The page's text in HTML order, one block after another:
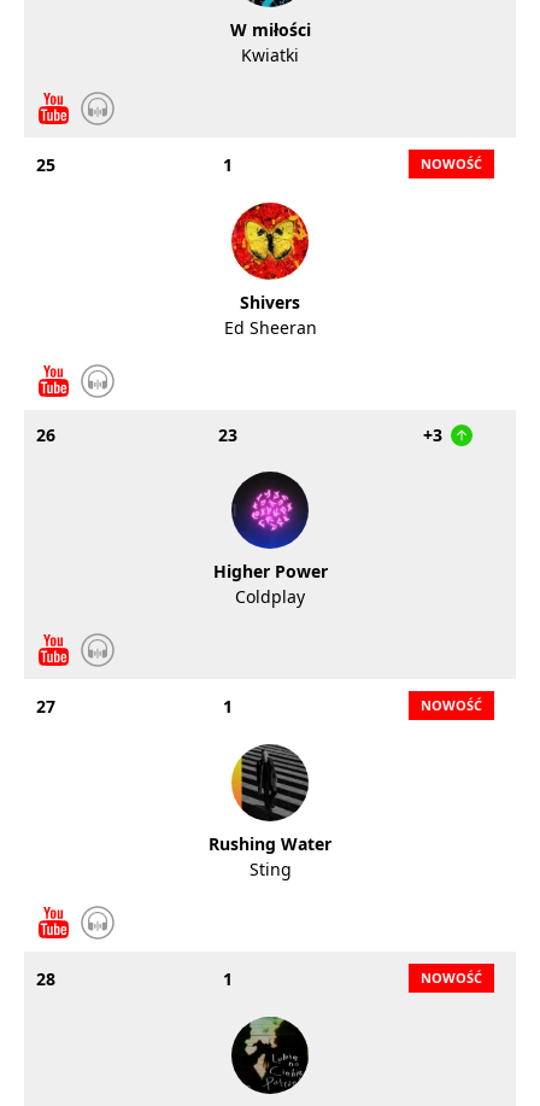
W miłości
Kwiatki
25 1
Shivers
Ed Sheeran
26 23 +3
Higher Power
Coldplay
27 1
Rushing Water
Sting
28 1